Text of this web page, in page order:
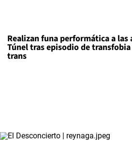
Realizan funa performática a las
Túnel tras episodio de
trans